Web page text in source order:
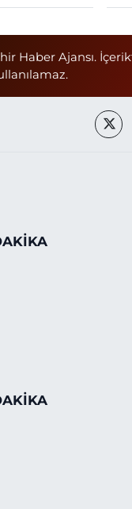
Haber Ajansı.